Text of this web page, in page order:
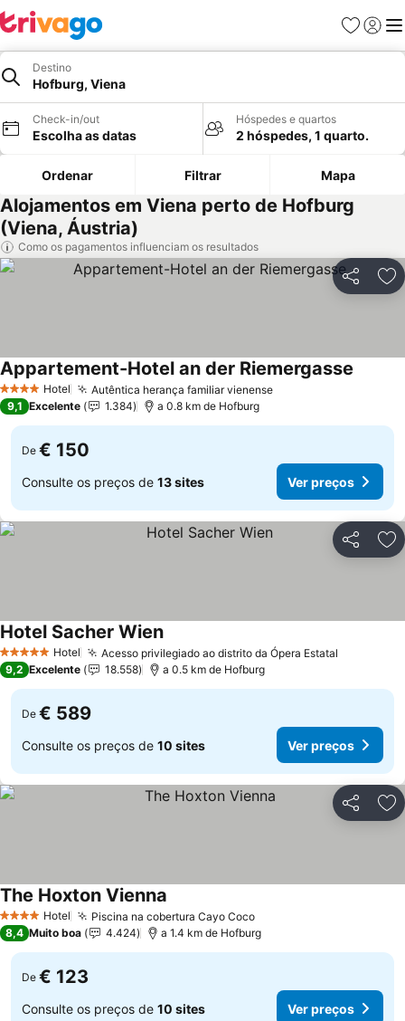
Favoritos
Iniciar
Destino
Hofburg, Viena
Check-in/out
Escolha as datas
Hóspedes e quartos
2 hóspedes, 1 quarto.
Ordenar Filtrar Mapa
Alojamentos em Viena perto de Hofburg
(Viena, Áustria)
Como os pagamentos influenciam os resultados
Partilhar
4 EstrelasHotel Autêntica herança familiar vienense
Appartement-Hotel an der Riemergasse
9,1 Excelente 1.384 a 0.8 km de Hofburg
De € 150
Consulte os preços de 13 sites Ver preços
Partilhar
5 Estrelas Hotel Acesso privilegiado ao distrito da Ópera Estatal
Hotel Sacher Wien
9,2 Excelente 18.558 a 0.5 km de Hofburg
De € 589
Consulte os preços de 10 sites Ver preços
Partilhar
4 EstrelasHotel Piscina na cobertura Cayo Coco
The Hoxton Vienna
8,4 Muito boa 4.424 a 1.4 km de Hofburg
De € 123
Consulte os preços de 10 sites Ver preços